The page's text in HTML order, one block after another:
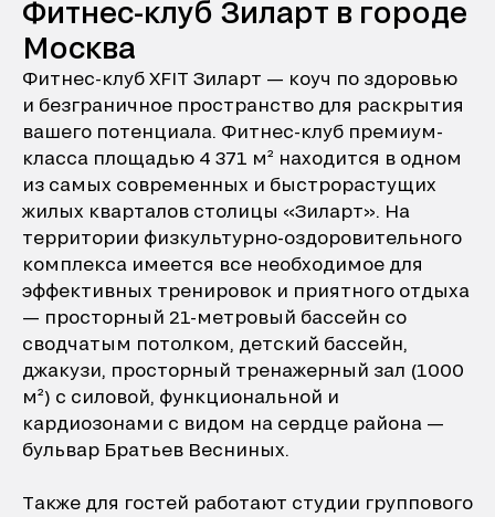
Фитнес-клуб Зиларт в городе
Москва
Фитнес-клуб XFIT Зиларт — коуч по здоровью
и безграничное пространство для раскрытия
вашего потенциала. Фитнес-клуб премиум-
класса площадью 4 371 м² находится в одном
из самых современных и быстрорастущих
жилых кварталов столицы «Зиларт». На
территории физкультурно-оздоровительного
комплекса имеется все необходимое для
эффективных тренировок и приятного отдыха
— просторный 21-метровый бассейн со
сводчатым потолком, детский бассейн,
джакузи, просторный тренажерный зал (1000
м²) с силовой, функциональной и
кардиозонами с видом на сердце района —
бульвар Братьев Весниных.
Также для гостей работают студии группового